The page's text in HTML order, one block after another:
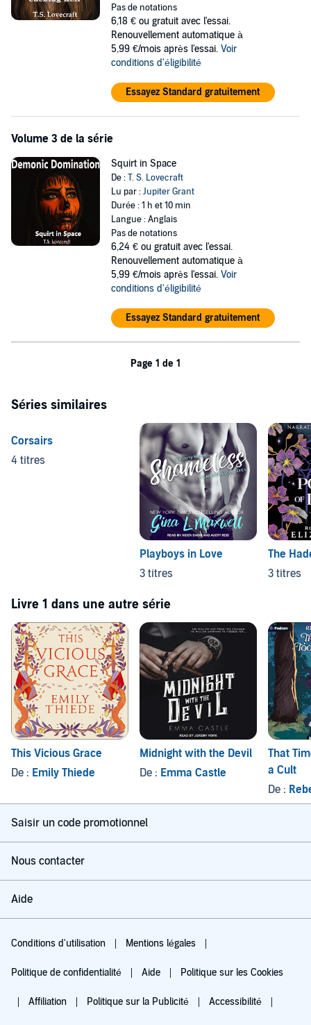
Pas de notations
6,18 € ou gratuit avec l'essai.
Renouvellement automatique à
5,99 €/mois après l'essai. Voir
conditions d'éligibilité
Essayez Standard gratuitement
Volume 3 de la série
Squirt in Space
De :T. S. Lovecraft
Lu par :Jupiter Grant
Durée : 1 h et 10 min
Langue : Anglais
Pas de notations
6,24 € ou gratuit avec l'essai.
Renouvellement automatique à
5,99 €/mois après l'essai. Voir
conditions d'éligibilité
Essayez Standard gratuitement
Page 1 de 1
Séries similaires
Corsairs
4 titres
Playboys in Love
3 titres
The
3 titres
Livre 1 dans une autre série
This Vicious Grace
De : Emily Thiede
Midnight with the Devil
De : Emma Castle
That
a Cult
De :
Saisir un code promotionnel
Nous contacter
Aide
Conditions d'utilisation Mentions légales
Politique de confidentialité Aide Politique sur les Cookies
Affiliation Politique sur la Publicité Accessibilité